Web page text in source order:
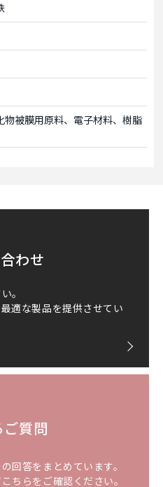
物被膜用原料、電子材料、樹脂
わせ
。
適な製品を提供させてい
質問
回答をまとめています。
ちらをご確認ください。